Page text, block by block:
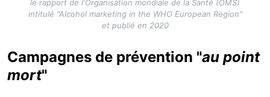
le rapport de l'Organisation mondiale de la Santé (OMS)
intitulé "Alcohol marketing in the WHO European Region"
et publié en 2020
Campagnes de prévention "au point
mort"